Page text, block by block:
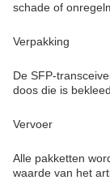
schade of
Verpakking
De SFP-
doos die is
Vervoer
Alle pakketten
waarde van het